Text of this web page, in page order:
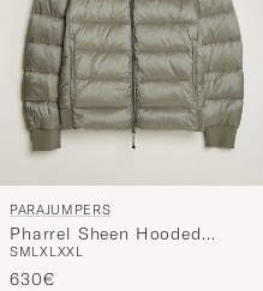
PARAJUMPERS
Pharrel Sheen Hooded
Jacket Mid Grey
SMLXL XXL
630€